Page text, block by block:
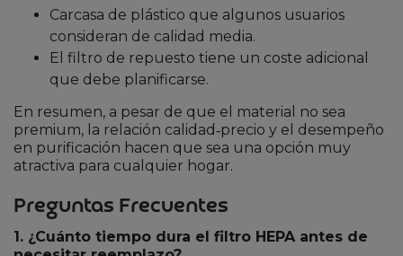
Carcasa de plástico que algunos usuarios
consideran de calidad media.
El filtro de repuesto tiene un coste adicional
que debe planificarse.
En resumen, a pesar de que el material no sea
premium, la relación calidad‑precio y el desempeño
en purificación hacen que sea una opción muy
atractiva para cualquier hogar.
Preguntas Frecuentes
1. ¿Cuánto tiempo dura el filtro HEPA antes de